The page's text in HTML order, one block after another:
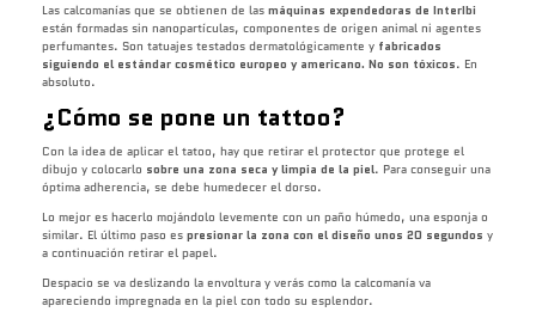
Las calcomanías que se obtienen de las máquinas expendedoras de InterIbi
están formadas sin nanopartículas, componentes de origen animal ni agentes
perfumantes. Son tatuajes testados dermatológicamente y fabricados
siguiendo el estándar cosmético europeo y americano. No son tóxicos. En
absoluto.
¿Cómo se pone un tattoo?
Con la idea de aplicar el tatoo, hay que retirar el protector que protege el
dibujo y colocarlo sobre una zona seca y limpia de la piel. Para conseguir una
óptima adherencia, se debe humedecer el dorso.
Lo mejor es hacerlo mojándolo levemente con un paño húmedo, una esponja o
similar. El último paso es presionar la zona con el diseño unos 20 segundos y
a continuación retirar el papel.
Despacio se va deslizando la envoltura y verás como la calcomanía va
apareciendo impregnada en la piel con todo su esplendor.